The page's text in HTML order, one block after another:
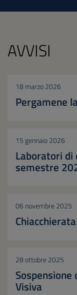
AVVISI
18 marzo 2026
Pergamene
15 gennaio 2026
Laboratori
semestre
06 novembre 2025
28 ottobre 2025
Visiva